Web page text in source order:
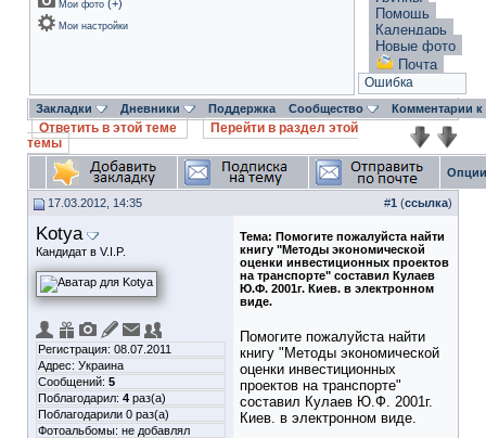
Мои фото (+)
Мои настройки
Помощь
Календарь
Новые фото
Почта
Ошибка
Закладки Дневники Поддержка Сообщество Комментарии
Ответить в этой теме
Перейти в раздел этой
темы
17.03.2012, 14:35 #1 (ссылка)
Kotya
Кандидат в V.I.P.
Регистрация: 08.07.2011
Адрес: Украина
Сообщений: 5
Поблагодарил: 4 раз(а)
Поблагодарили 0 раз(а)
Фотоальбомы: не добавлял
Тема: Помогите пожалуйста найти
книгу "Методы экономической
оценки инвестиционных проектов
на транспорте" составил Кулаев
Ю.Ф. 2001г. Киев. в электронном
виде.
Помогите пожалуйста найти
книгу "Методы экономической
оценки инвестиционных
проектов на транспорте"
составил Кулаев Ю.Ф. 2001г.
Киев. в электронном виде.